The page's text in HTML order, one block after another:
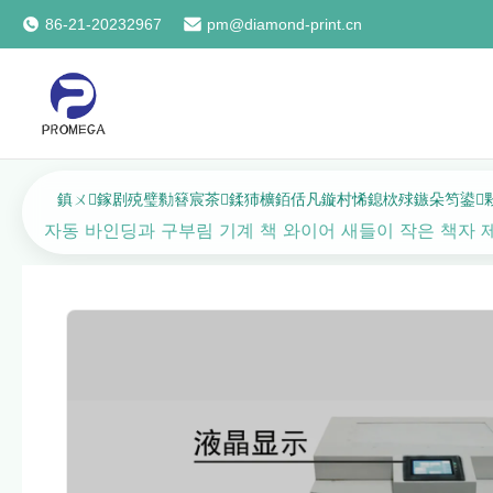
86-21-20232967 pm@diamond-print.cn
鎮ㄨ鎵剧殑璧勬簮宸茶鍒犻櫎銆佸凡鏇村悕鎴栨殏鏃朵笉鍙
자동 바인딩과 구부림 기계 책 와이어 새들이 작은 책자